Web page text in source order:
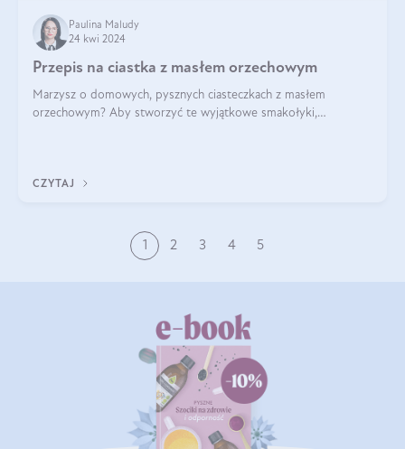
Paulina Maludy
24 kwi 2024
Przepis na ciastka z masłem orzechowym
Marzysz o domowych, pysznych ciasteczkach z masłem
orzechowym? Aby stworzyć te wyjątkowe smakołyki,
CZYTAJ
1 2 3 4 5